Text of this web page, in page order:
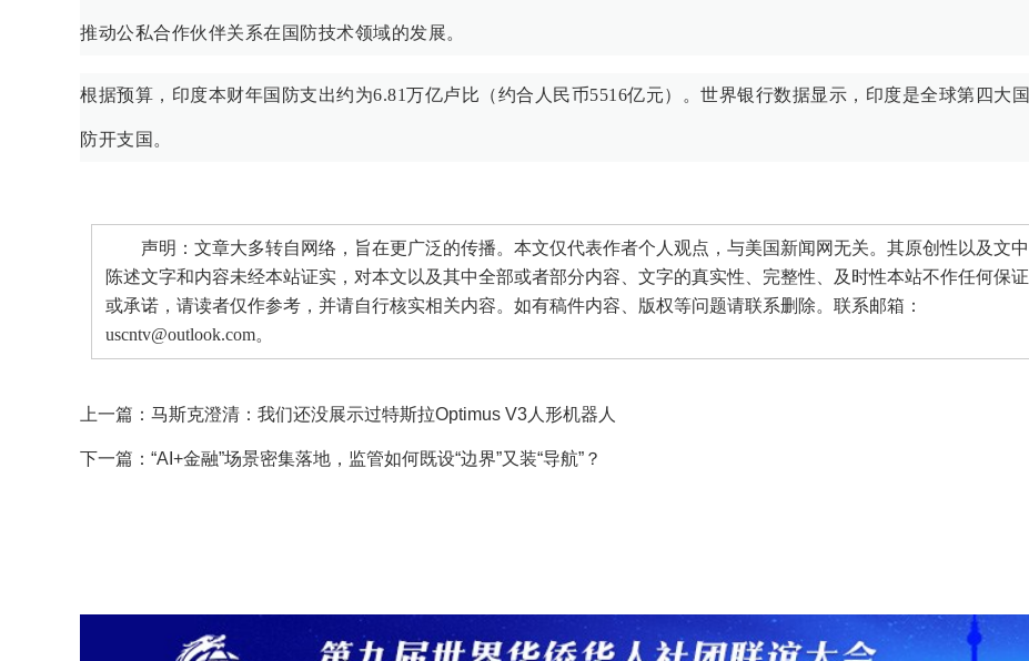
推动公私合作伙伴关系在国防技术领域的发展。
根据预算，印度本财年国防支出约为6.81万亿卢比（约合人民币5516亿元）。世界银行数据显示，印度是全球第四大国
防开支国。
声明：文章大多转自网络，旨在更广泛的传播。本文仅代表作者个人观点，与美国新闻网无关。其原创性以及文中
陈述文字和内容未经本站证实，对本文以及其中全部或者部分内容、文字的真实性、完整性、及时性本站不作任何保证
或承诺，请读者仅作参考，并请自行核实相关内容。如有稿件内容、版权等问题请联系删除。联系邮箱：
uscntv@outlook.com。
上一篇： 马斯克澄清：我们还没展示过特斯拉Optimus V3人形机器人
下一篇： “AI+金融”场景密集落地，监管如何既设“边界”又装“导航”？